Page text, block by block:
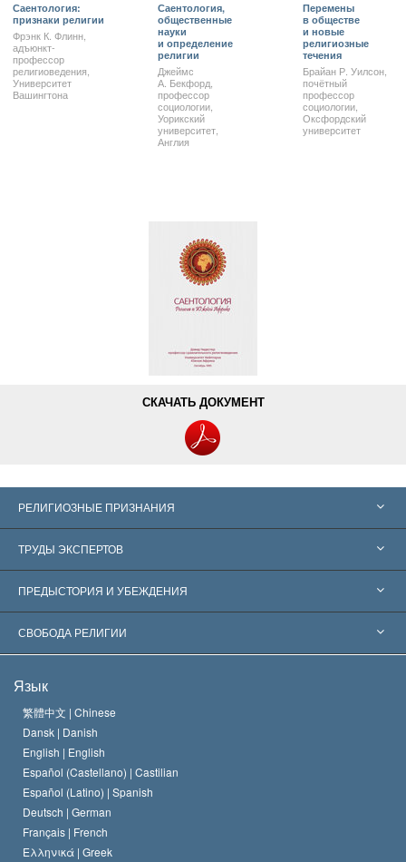
Саентология:
признаки религии
Фрэнк К. Флинн,
адъюнкт-
профессор
религиоведения,
Университет
Вашингтона
Саентология,
общественные
науки
и определение
религии
Джеймс
А. Бекфорд,
профессор
социологии,
Уорикский
университет,
Англия
Перемены
в обществе
и новые
религиозные
течения
Брайан Р. Уилсон,
почётный
профессор
социологии,
Оксфордский
университет
СКАЧАТЬ ДОКУМЕНТ
РЕЛИГИОЗНЫЕ ПРИЗНАНИЯ
Соединённые Штаты
Признания по всему миру
Знаменательные решения
ТРУДЫ ЭКСПЕРТОВ
Экспертизы по категориям
Ведущие мировые специалисты
ПРЕДЫСТОРИЯ И УБЕЖДЕНИЯ
Л. Рон Хаббард
Кредо Церкви Саентологии
Кодекс саентолога
Дэвид Мицкевич
СВОБОДА РЕЛИГИИ
Международные стандарты в области прав человека
Декларация о религии
Язык
繁體中文 | Chinese
Dansk | Danish
English | English
Español (Castellano) | Castilian
Español (Latino) | Spanish
Deutsch | German
Français | French
Ελληνικά | Greek